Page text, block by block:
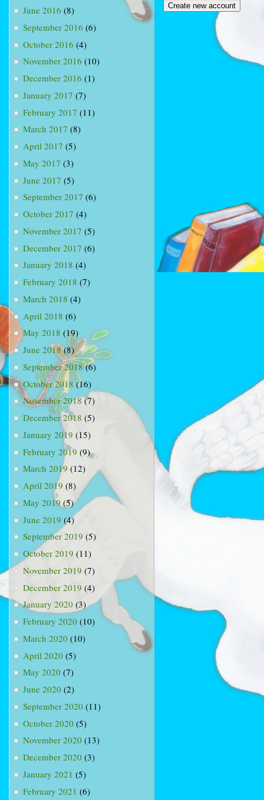
June 2016 (8)
September 2016 (6)
October 2016 (4)
November 2016 (10)
December 2016 (1)
January 2017 (7)
February 2017 (11)
March 2017 (8)
April 2017 (5)
May 2017 (3)
June 2017 (5)
September 2017 (6)
October 2017 (4)
November 2017 (5)
December 2017 (6)
January 2018 (4)
February 2018 (7)
March 2018 (4)
April 2018 (6)
May 2018 (19)
June 2018(8)
September 2018(6)
October 2018(16)
November 2018(7)
December 2018 (5)
January 2019 (15)
February 2019 (9)
March 2019 (12)
April 2019 (8)
May 2019(5)
June 2019 (4)
September 2019 (5)
October 2019 (11)
November 2019 (7)
December 2019 (4)
January 2020 (3)
February 2020 (10)
March 2020 (10)
April 2020 (5)
May 2020 (7)
June 2020 (2)
September 2020 (11)
October 2020 (5)
November 2020 (13)
December 2020 (3)
January 2021 (5)
February 2021 (6)